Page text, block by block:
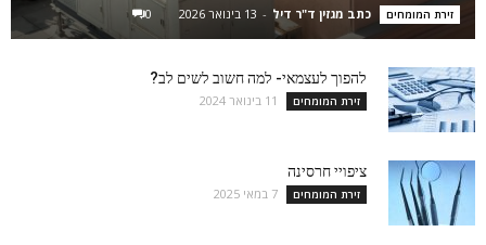
זירת המומחים כתב מגזין ד"ר דיל - 13 בינואר 2026 0
להפוך לעצמאי- למה חשוב לשים לב?
זירת המומחים 11 בינואר 2024
ציפויי חרסינה
זירת המומחים 7 במאי 2025